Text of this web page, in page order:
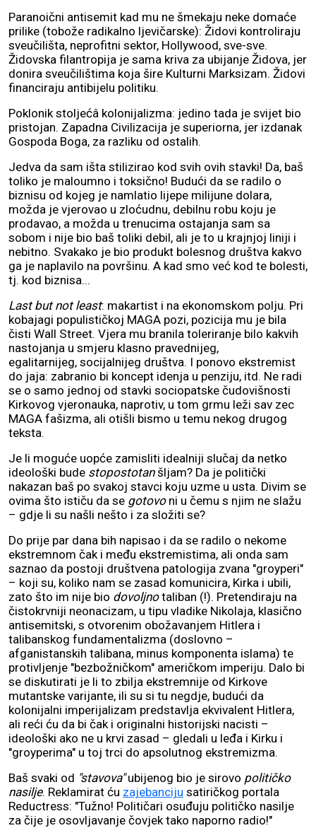
Paranoični antisemit kad mu ne šmekaju neke domaće
prilike (tobože radikalno ljevičarske): Židovi kontroliraju
sveučilišta, neprofitni sektor, Hollywood, sve-sve.
Židovska filantropija je sama kriva za ubijanje Židova, jer
donira sveučilištima koja šire Kulturni Marksizam. Židovi
financiraju antibijelu politiku.
Poklonik stoljećâ kolonijalizma: jedino tada je svijet bio
pristojan. Zapadna Civilizacija je superiorna, jer izdanak
Gospoda Boga, za razliku od ostalih.
Jedva da sam išta stilizirao kod svih ovih stavki! Da, baš
toliko je maloumno i toksično! Budući da se radilo o
biznisu od kojeg je namlatio lijepe milijune dolara,
možda je vjerovao u zloćudnu, debilnu robu koju je
prodavao, a možda u trenucima ostajanja sam sa
sobom i nije bio baš toliki debil, ali je to u krajnjoj liniji i
nebitno. Svakako je bio produkt bolesnog društva kakvo
ga je naplavilo na površinu. A kad smo već kod te bolesti,
tj. kod biznisa...
Last but not least: makartist i na ekonomskom polju. Pri
kobajagi populističkoj MAGA pozi, pozicija mu je bila
čisti Wall Street. Vjera mu branila toleriranje bilo kakvih
nastojanja u smjeru klasno pravednijeg,
egalitarnijeg, socijalnijeg društva. I ponovo ekstremist
do jaja: zabranio bi koncept idenja u penziju, itd. Ne radi
se o samo jednoj od stavki sociopatske čudovišnosti
Kirkovog vjeronauka, naprotiv, u tom grmu leži sav zec
MAGA fašizma, ali otišli bismo u temu nekog drugog
teksta.
Je li moguće uopće zamisliti idealniji slučaj da netko
ideološki bude stopostotanšljam? Da je politički
nakazan baš po svakoj stavci koju uzme u usta. Divim se
ovima što ističu da se gotovoni u čemu s njim ne slažu
– gdje li su našli nešto i za složiti se?
Do prije par dana bih napisao i da se radilo o nekome
ekstremnom čak i među ekstremistima, ali onda sam
saznao da postoji društvena patologija zvana "groyperi"
– koji su, koliko nam se zasad komunicira, Kirka i ubili,
zato što im nije bio dovoljnotaliban (!). Pretendiraju na
čistokrvniji neonacizam, u tipu vladike Nikolaja, klasično
antisemitski, s otvorenim obožavanjem Hitlera i
talibanskog fundamentalizma (doslovno –
afganistanskih talibana, minus komponenta islama) te
protivljenje "bezbožničkom" američkom imperiju. Dalo bi
se diskutirati je li to zbilja ekstremnije od Kirkove
mutantske varijante, ili su si tu negdje, budući da
kolonijalni imperijalizam predstavlja ekvivalent Hitlera,
ali reći ću da bi čak i originalni historijski nacisti –
ideološki ako ne u krvi zasad – gledali u leđa i Kirku i
"groyperima" u toj trci do apsolutnog ekstremizma.
Baš svaki od "stavova"ubijenog bio je sirovo političko
nasilje. Reklamirat ću zajebanciju satiričkog portala
Reductress: "Tužno! Političari osuđuju političko nasilje
za čije je osovljavanje čovjek tako naporno radio!"